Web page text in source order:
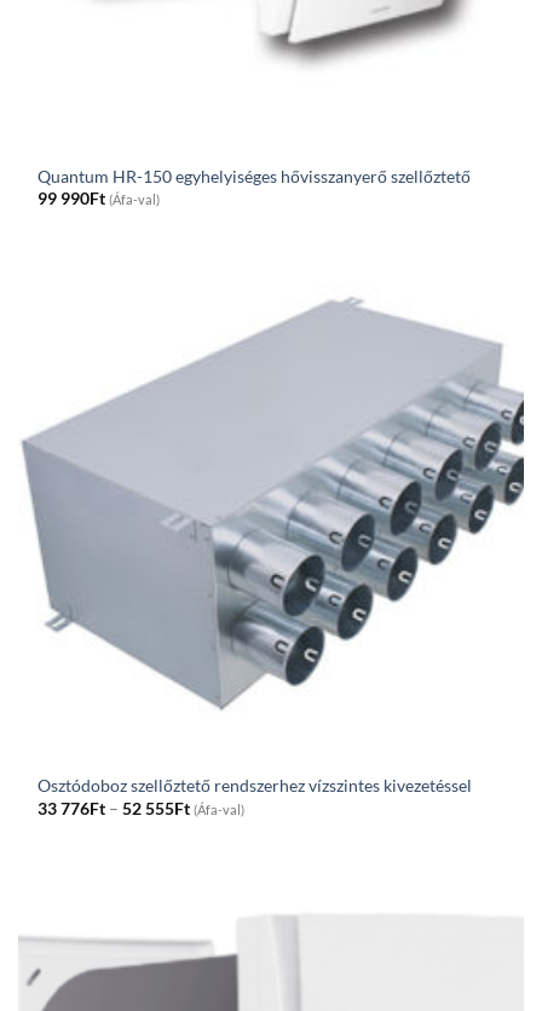
Quantum HR-150 egyhelyiséges hővisszanyerő szellőztető
99 990Ft (Áfa-val)
Osztódoboz szellőztető rendszerhez vízszintes kivezetéssel
33 776Ft – 52 555FtPrice
range:
(Áfa-val)